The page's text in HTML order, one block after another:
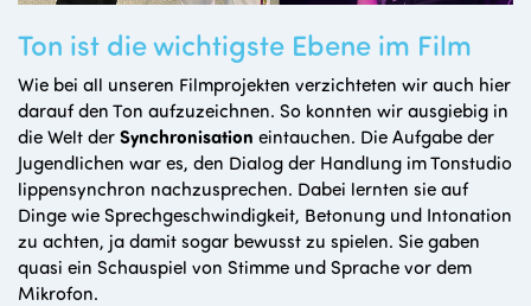
Ton ist die wichtigste Ebene im Film
Wie bei all unseren Filmprojekten verzichteten wir auch hier
darauf den Ton aufzuzeichnen. So konnten wir ausgiebig in
die Welt derSynchronisation eintauchen. Die Aufgabe der
Jugendlichen war es, den Dialog der Handlung im Tonstudio
lippensynchron nachzusprechen. Dabei lernten sie auf
Dinge wie Sprechgeschwindigkeit, Betonung und Intonation
zu achten, ja damit sogar bewusst zu spielen. Sie gaben
quasi ein Schauspiel von Stimme und Sprache vor dem
Mikrofon.